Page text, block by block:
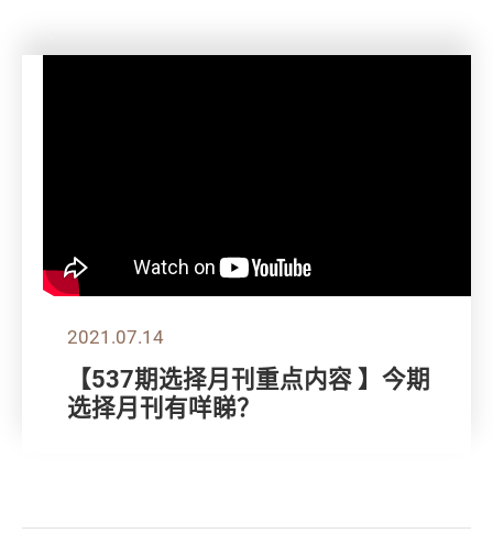
2021.07.14
【537期选择月刊重点内容 】今期
选择月刊有咩睇？